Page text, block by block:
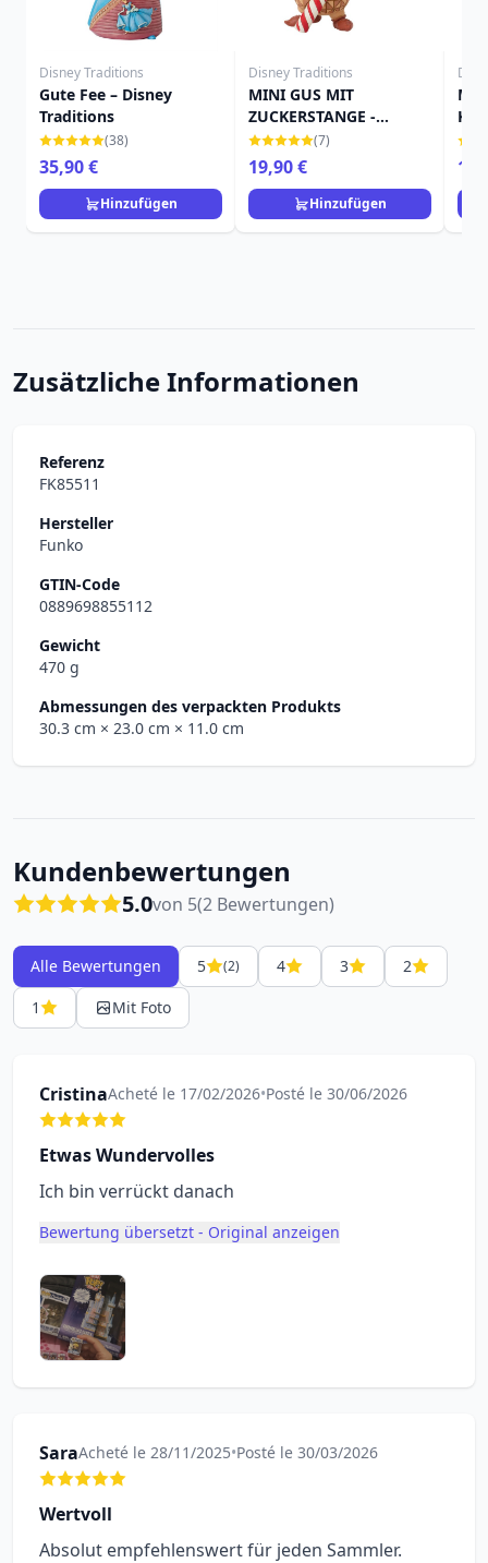
Disney Traditions
Gute Fee – Disney
Traditions
(38)
35,90 €
Hinzufügen
Disney Traditions
MINI GUS MIT
ZUCKERSTANGE -
DISNEY TRADITIONS
(7)
19,90 €
Hinzufügen
Zusätzliche Informationen
Referenz
FK85511
Hersteller
Funko
GTIN-Code
0889698855112
Gewicht
470 g
Abmessungen des verpackten Produkts
30.3 cm × 23.0 cm × 11.0 cm
Kundenbewertungen
5.0von 5(2 Bewertungen)
Alle Bewertungen 5 (2) 4 3
2
1
Mit Foto
CristinaAcheté le 17/02/2026•Posté le 30/06/2026
Etwas Wundervolles
Ich bin verrückt danach
Bewertung übersetzt - Original anzeigen
SaraAcheté le 28/11/2025•Posté le 30/03/2026
Wertvoll
Absolut empfehlenswert für jeden Sammler.